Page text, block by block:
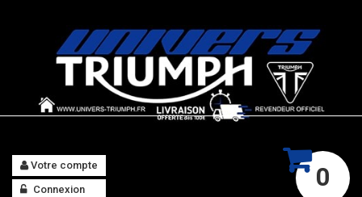
0
Votre compte
Connexion